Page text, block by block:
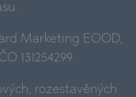
Marketing EOOD,
131254299.
rozestavěných